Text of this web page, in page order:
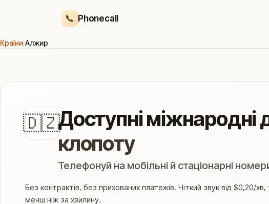
📞 Phonecall
Країни/Алжир
🇩🇿Доступні міжнародні
клопоту
Телефонуй на мобільні й стаціонарні
Без контрактів, без прихованих платежів. Чіткий звук від $0,20/
менш ніж за хвилину.